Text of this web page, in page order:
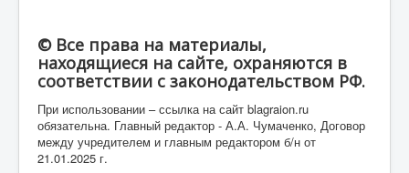
© Все права на материалы,
находящиеся на сайте, охраняются в
соответствии с законодательством РФ.
При использовании – ссылка на сайт blagraion.ru
обязательна. Главный редактор - А.А. Чумаченко, Договор
между учредителем и главным редактором б/н от
21.01.2025 г.